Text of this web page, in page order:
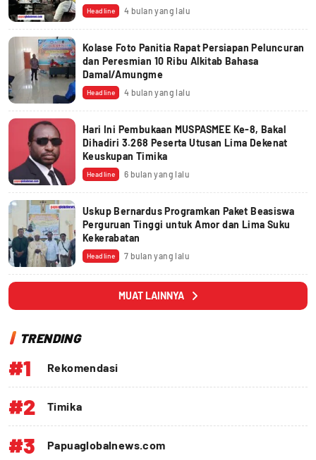
Headline 4 bulan yang lalu
Kolase Foto Panitia Rapat Persiapan Peluncuran
dan Peresmian 10 Ribu Alkitab Bahasa
Damal/Amungme
Headline 4 bulan yang lalu
Hari Ini Pembukaan MUSPASMEE Ke-8, Bakal
Dihadiri 3.268 Peserta Utusan Lima Dekenat
Keuskupan Timika
Headline 6 bulan yang lalu
Uskup Bernardus Programkan Paket Beasiswa
Perguruan Tinggi untuk Amor dan Lima Suku
Kekerabatan
Headline 7 bulan yang lalu
MUAT LAINNYA
TRENDING
#1 Rekomendasi
#2 Timika
#3 Papuaglobalnews.com